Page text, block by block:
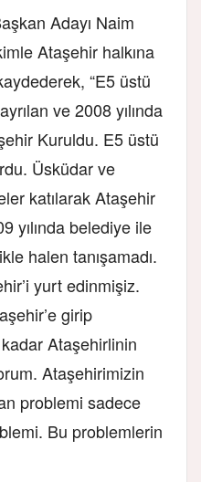
Adayı Naim
Ataşehir halkına
“E5 üstü
ve 2008 yılında
Kuruldu. E5 üstü
Üsküdar ve
katılarak Ataşehir
yılında belediye ile
halen tanışamadı.
yurt edinmişiz.
girip
kadar Ataşehirlinin
Ataşehirimizin
problemi sadece
Bu problemlerin